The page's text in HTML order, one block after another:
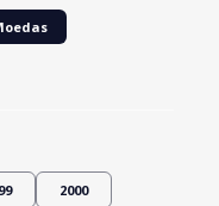
2000